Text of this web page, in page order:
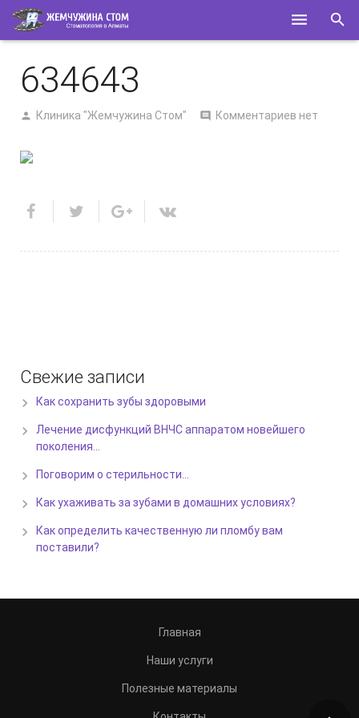
О НАС
КОНТАКТЫ
634643
Клиника "Жемчужина Стом" Комментариев нет
Свежие записи
Как сохранить зубы здоровыми
Лечение дисфункций ВНЧС аппаратом новейшего
поколения…
Поговорим о стерильности…
Как ухаживать за зубами в домашних условиях?
Как определить качественную ли пломбу вам
поставили?
Главная
Наши услуги
Полезные материалы